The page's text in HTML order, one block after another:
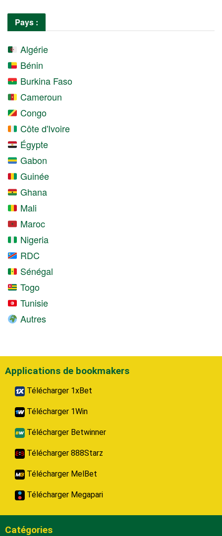
Pays :
Algérie
Bénin
Burkina Faso
Cameroun
Congo
Côte d'Ivoire
Égypte
Gabon
Guinée
Ghana
Mali
Maroc
Nigeria
RDC
Sénégal
Togo
Tunisie
Autres
Applications de bookmakers
Télécharger 1xBet
Télécharger 1Win
Télécharger Betwinner
Télécharger 888Starz
Télécharger MelBet
Télécharger Megapari
Catégories